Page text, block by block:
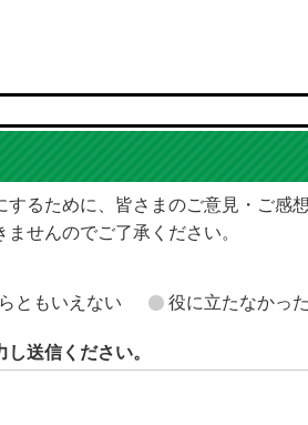
るために、皆さまのご意見・ご感
せんのでご了承ください。
ともいえない 役に立たなかった
送信ください。